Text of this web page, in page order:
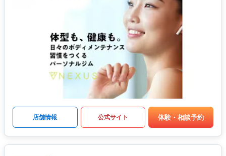
店舗情報 公式サイト 体験・相談予約